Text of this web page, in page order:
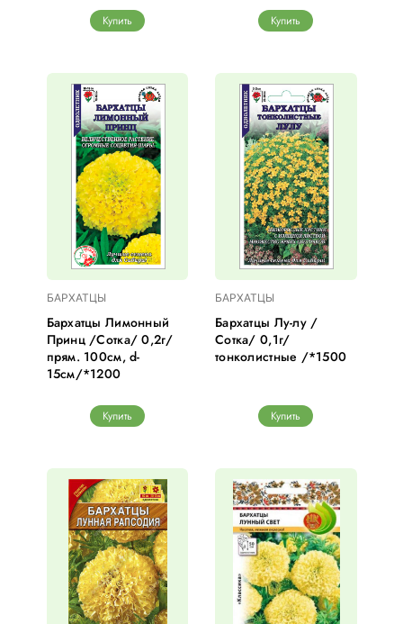
Купить Купить
БАРХАТЦЫ
Бархатцы Лимонный
Принц /Сотка/ 0,2г/
прям. 100см, d-
15см/*1200
Купить
БАРХАТЦЫ
Бархатцы Лу-лу /
Сотка/ 0,1г/
тонколистные /*1500
Купить